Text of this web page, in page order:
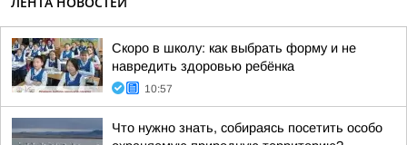
Скоро в школу: как выбрать форму и не
навредить здоровью ребёнка
10:57
Что нужно знать, собираясь посетить особо